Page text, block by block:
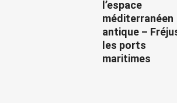
l’espace
méditerranéen
antique –
les ports
maritimes